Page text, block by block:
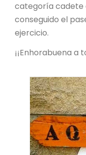
categoría cadete
conseguido el
ejercicio.
¡¡Enhorabuena a